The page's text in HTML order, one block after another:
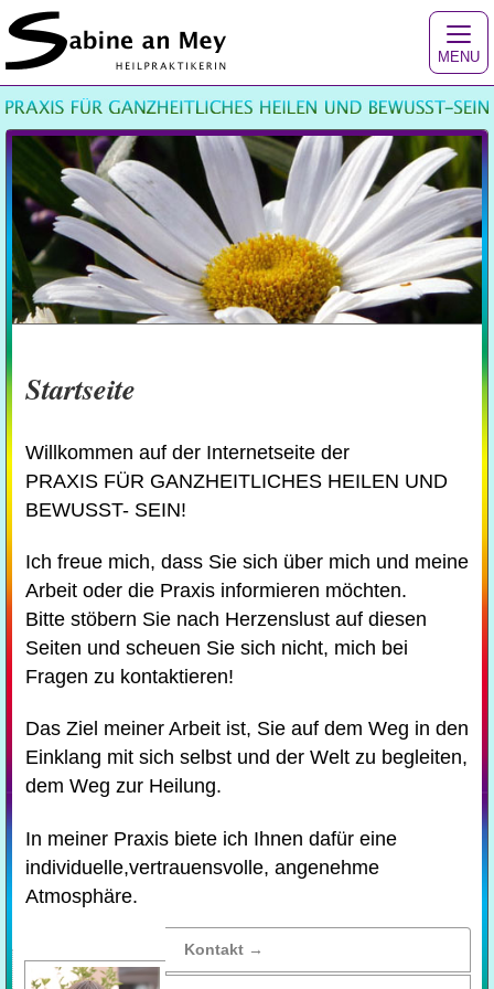
MENU
Startseite
Willkommen auf der Internetseite der
PRAXIS FÜR GANZHEITLICHES HEILEN UND
BEWUSST- SEIN!
Ich freue mich, dass Sie sich über mich und meine
Arbeit oder die Praxis informieren möchten.
Bitte stöbern Sie nach Herzenslust auf diesen
Seiten und scheuen Sie sich nicht, mich bei
Fragen zu kontaktieren!
Das Ziel meiner Arbeit ist, Sie auf dem Weg in den
Einklang mit sich selbst und der Welt zu begleiten,
dem Weg zur Heilung.
In meiner Praxis biete ich Ihnen dafür eine
individuelle,vertrauensvolle, angenehme
Atmosphäre.
Kontakt →